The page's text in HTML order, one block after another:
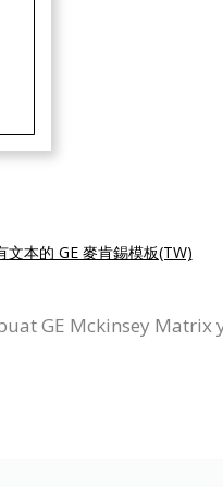
文本的 GE 麥肯錫模板(TW)
GE Mckinsey Matrix